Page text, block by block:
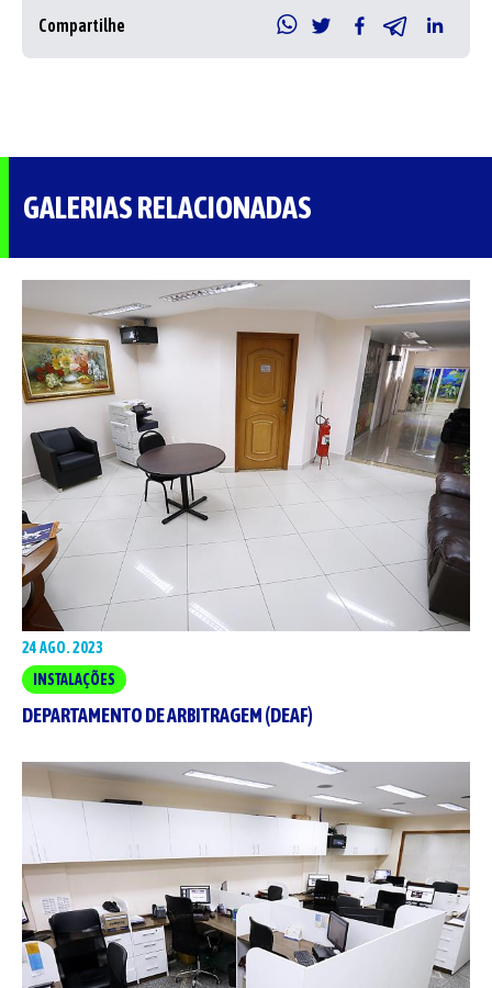
Compartilhe
GALERIAS RELACIONADAS
24 AGO. 2023
INSTALAÇÕES
DEPARTAMENTO DE ARBITRAGEM (DEAF)